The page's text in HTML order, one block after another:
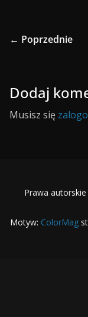
← Poprzednie
Dodaj
Musisz się
Prawa
Motyw: ColorMag